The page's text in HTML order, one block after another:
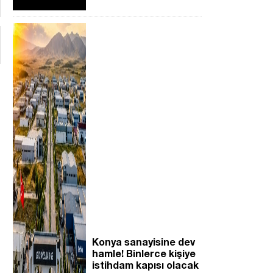
Konya sanayisine dev
hamle! Binlerce kişiye
istihdam kapısı olacak